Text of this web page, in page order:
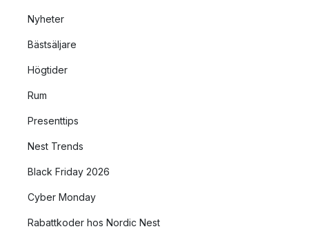
Nyheter
Bästsäljare
Högtider
Rum
Presenttips
Nest Trends
Black Friday 2026
Cyber Monday
Rabattkoder hos Nordic Nest